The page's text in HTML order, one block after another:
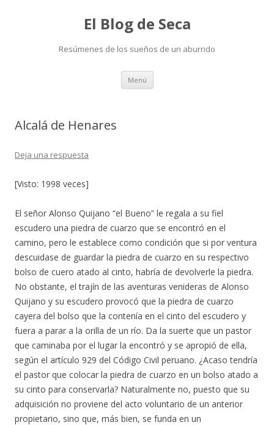
El Blog de Seca
Resúmenes de los sueños de un aburrido
Menú Ir
contenido
Alcalá de Henares
Deja una respuesta
[Visto: 1998 veces]
El señor Alonso Quijano “el Bueno” le regala a su fiel
escudero una piedra de cuarzo que se encontró en el
camino, pero le establece como condición que si por ventura
descuidase de guardar la piedra de cuarzo en su respectivo
bolso de cuero atado al cinto, habría de devolverle la piedra.
No obstante, el trajín de las aventuras venideras de Alonso
Quijano y su escudero provocó que la piedra de cuarzo
cayera del bolso que la contenía en el cinto del escudero y
fuera a parar a la orilla de un río. Da la suerte que un pastor
que caminaba por el lugar la encontró y se apropió de ella,
según el artículo 929 del Código Civil peruano. ¿Acaso tendría
el pastor que colocar la piedra de cuarzo en un bolso atado a
su cinto para conservarla? Naturalmente no, puesto que su
adquisición no proviene del acto voluntario de un anterior
propietario, sino que, más bien, se funda en un